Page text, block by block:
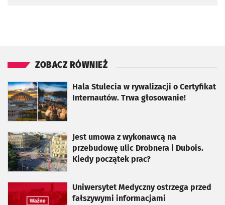
ZOBACZ RÓWNIEŻ
Hala Stulecia w rywalizacji o Certyfikat
Internautów. Trwa głosowanie!
otworzy się w nowej karcie
Jest umowa z wykonawcą na
przebudowę ulic Drobnera i Dubois.
Kiedy początek prac?
otworzy się w nowej karcie
Uniwersytet Medyczny ostrzega przed
fałszywymi informacjami
otworzy się w nowej karcie